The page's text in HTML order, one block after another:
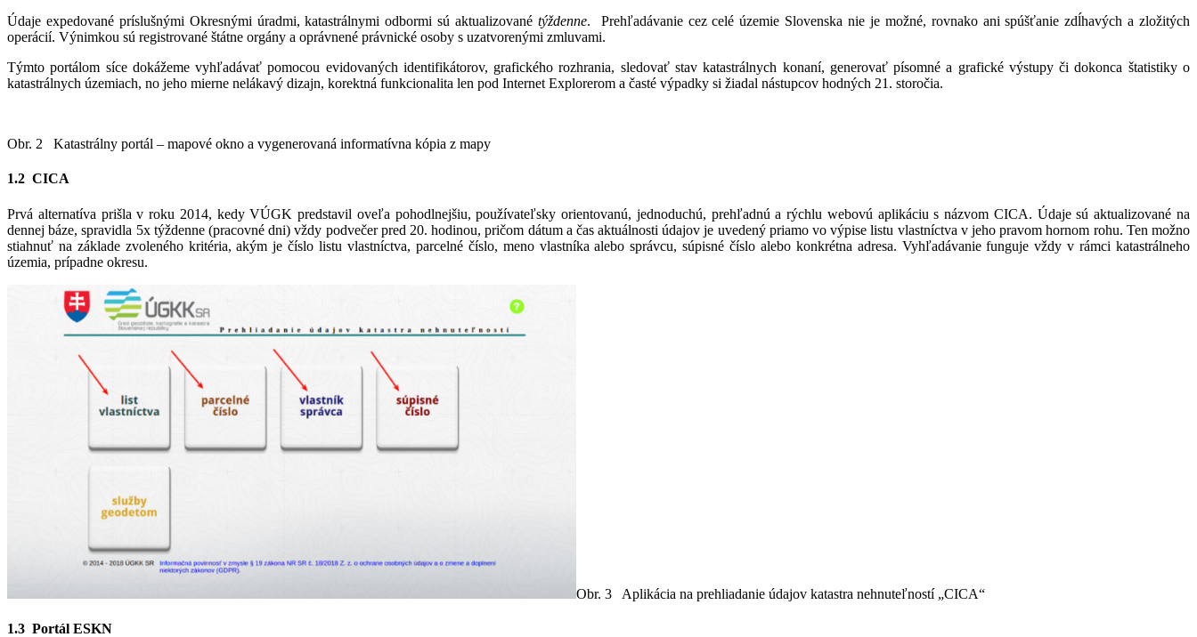
Údaje expedované príslušnými Okresnými úradmi, katastrálnymi odbormi sú aktualizované týždenne. Prehľadávanie cez celé územie Slovenska nie je možné, rovnako ani spúšťanie zdĺhavých a zložitých
operácií. Výnimkou sú registrované štátne orgány a oprávnené právnické osoby s uzatvorenými zmluvami.
Týmto portálom síce dokážeme vyhľadávať pomocou evidovaných identifikátorov, grafického rozhrania, sledovať stav katastrálnych konaní, generovať písomné a grafické výstupy či dokonca štatistiky o
katastrálnych územiach, no jeho mierne nelákavý dizajn, korektná funkcionalita len pod Internet Explorerom a časté výpadky si žiadal nástupcov hodných 21. storočia.
Obr. 2 Katastrálny portál – mapové okno a vygenerovaná informatívna kópia z mapy
1.2 CICA
Prvá alternatíva prišla v roku 2014, kedy VÚGK predstavil oveľa pohodlnejšiu, používateľsky orientovanú, jednoduchú, prehľadnú a rýchlu webovú aplikáciu s názvom CICA. Údaje sú aktualizované na
dennej báze, spravidla 5x týždenne (pracovné dni) vždy podvečer pred 20. hodinou, pričom dátum a čas aktuálnosti údajov je uvedený priamo vo výpise listu vlastníctva v jeho pravom hornom rohu. Ten možno
stiahnuť na základe zvoleného kritéria, akým je číslo listu vlastníctva, parcelné číslo, meno vlastníka alebo správcu, súpisné číslo alebo konkrétna adresa. Vyhľadávanie funguje vždy v rámci katastrálneho
územia, prípadne okresu.
Obr. 3 Aplikácia na prehliadanie údajov katastra nehnuteľností „CICA“
1.3 Portál ESKN